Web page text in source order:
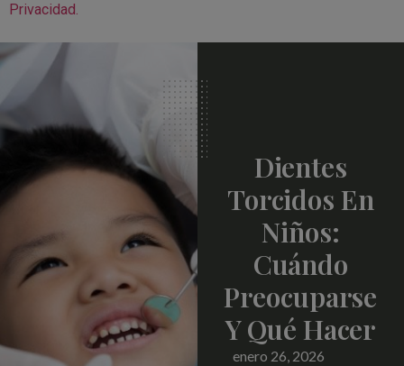
Privacidad.
Dientes
Torcidos En
Niños:
Cuándo
Preocuparse
Y Qué Hacer
enero 26, 2026